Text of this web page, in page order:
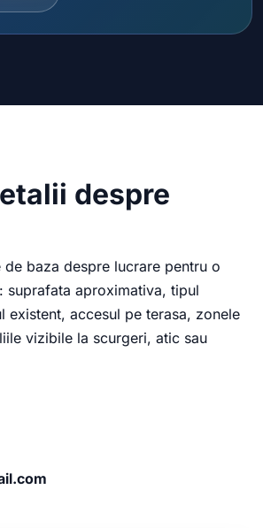
despre
baza despre lucrare pentru o
suprafata aproximativa, tipul
existent, accesul pe terasa, zonele
vizibile la scurgeri, atic sau